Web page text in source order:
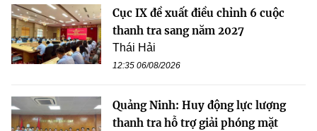
Cục IX đề xuất điều chỉnh 6 cuộc
thanh tra sang năm 2027
Thái Hải
12:35 06/08/2026
Quảng Ninh: Huy động lực lượng
thanh tra hỗ trợ giải phóng mặt